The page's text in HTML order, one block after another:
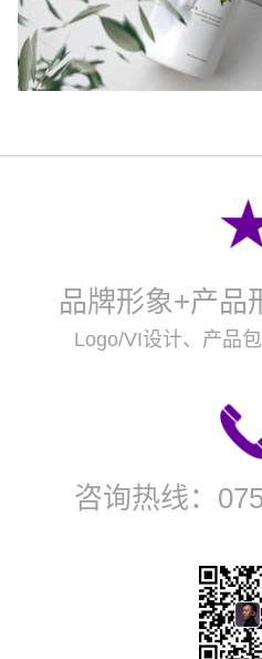
品牌形象+产品
Logo/VI设计、产品
咨询热线：